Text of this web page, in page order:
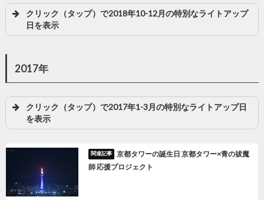
クリック（タップ）で2018年10-12月の特別なライトアップ
日を表示
2017年
クリック（タップ）で2017年1-3月の特別なライトアップ日
を表示
京都タワーの誕生日 京都タワー×青の祓魔
師 応援プロジェクト